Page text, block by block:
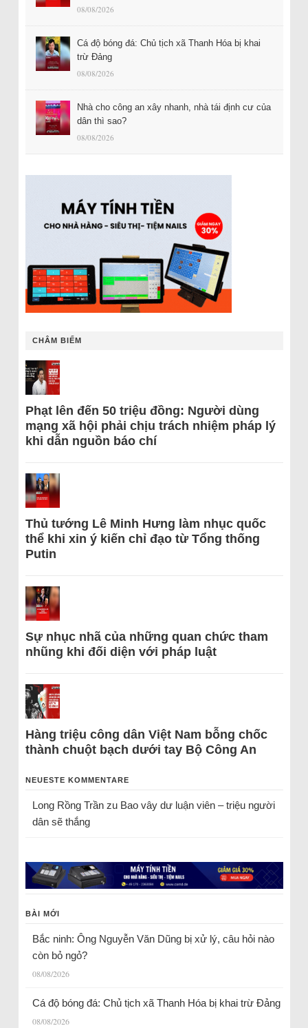
08/08/2026
Cá độ bóng đá: Chủ tịch xã Thanh Hóa bị khai
trừ Đảng
08/08/2026
Nhà cho công an xây nhanh, nhà tái định cư của
dân thì sao?
08/08/2026
CHÂM BIẾM
Phạt lên đến 50 triệu đồng: Người dùng
mạng xã hội phải chịu trách nhiệm pháp lý
khi dẫn nguồn báo chí
Thủ tướng Lê Minh Hưng làm nhục quốc
thể khi xin ý kiến chỉ đạo từ Tổng thống
Putin
Sự nhục nhã của những quan chức tham
nhũng khi đối diện với pháp luật
Hàng triệu công dân Việt Nam bỗng chốc
thành chuột bạch dưới tay Bộ Công An
NEUESTE KOMMENTARE
Long Rồng Trầnzu Bao vây dư luận viên – triệu người
dân sẽ thắng
BÀI MỚI
Bắc ninh: Ông Nguyễn Văn Dũng bị xử lý, câu hỏi nào
còn bỏ ngỏ?
08/08/2026
Cá độ bóng đá: Chủ tịch xã Thanh Hóa bị khai trừ Đảng
08/08/2026